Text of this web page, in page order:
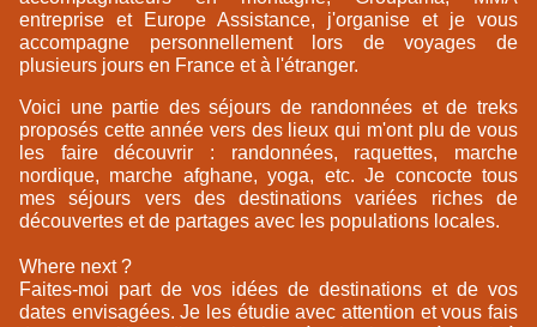
entreprise et Europe Assistance, j'organise et je vous
accompagne personnellement lors de voyages de
plusieurs jours en France et à l'étranger.
Voici une partie des séjours de randonnées et de treks
proposés cette année vers des lieux qui m'ont plu de vous
les faire découvrir : randonnées, raquettes, marche
nordique, marche afghane, yoga, etc. Je concocte tous
mes séjours vers des destinations variées riches de
découvertes et de partages avec les populations locales.
Where next ?
Faites-moi part de vos idées de destinations et de vos
dates envisagées. Je les étudie avec attention et vous fais